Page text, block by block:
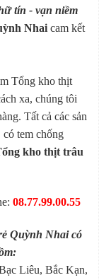
tín - vạn niềm
Nhai cam kết
Tổng kho thịt
xa, chúng tôi
Tất cả các sản
có tem chống
kho thịt trâu
08.77.99.00.55
Quỳnh Nhai có
Liêu, Bắc Kạn,